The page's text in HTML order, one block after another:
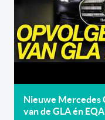
Nieuwe Mercedes
van de GLA én